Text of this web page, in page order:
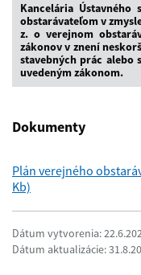
Kancelária
obstarávateľom v
z. o verejnom
zákonov v znení
stavebných prác alebo
uvedeným zákonom.
Dokumenty
Plán verejného
Kb)
Dátum vytvorenia:
Dátum aktualizácie: